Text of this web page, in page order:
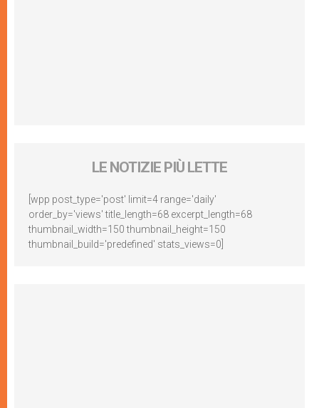
LE NOTIZIE PIÙ LETTE
[wpp post_type='post' limit=4 range='daily'
order_by='views' title_length=68 excerpt_length=68
thumbnail_width=150 thumbnail_height=150
thumbnail_build='predefined' stats_views=0]